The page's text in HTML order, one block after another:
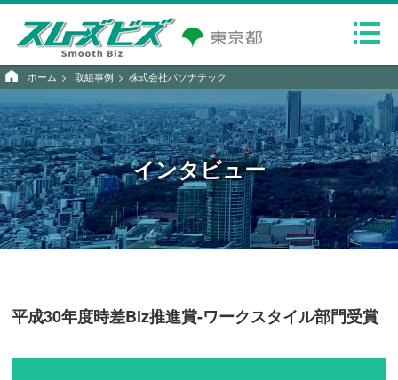
ホーム 取組事例 株式会社パソナテック
インタビュー
平成30年度時差Biz推進賞-ワークスタイル部門受賞